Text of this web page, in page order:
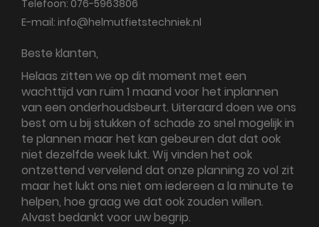
Telefoon: 076-5963806
E-mail: info@helmutfietstechniek.nl
Beste klanten,
Helaas zitten we op dit moment met een
wachttijd van ruim 1 maand voor het inplannen
van een onderhoudsbeurt. Uiteraard doen we ons
best om u bij stukken of schade zo snel mogelijk in
te plannen maar het kan gebeuren dat dat ook
niet dezelfde week lukt. Wij vinden het ook
ontzettend vervelend dat onze planning zo vol zit
maar het lukt ons niet om iedereen a la minute te
helpen, hoe graag we dat ook zouden willen.
Alvast bedankt voor uw begrip.